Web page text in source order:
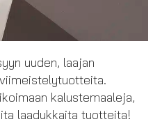
uuden, laajan
kalustemaaleja,
laadukkaita tuotteita!